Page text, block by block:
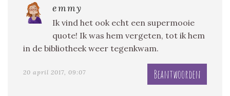
emmy
Ik vind het ook echt een supermooie
quote! Ik was hem vergeten, tot ik hem
in de bibliotheek weer tegenkwam.
20 april 2017, 09:07 Beantwoorden